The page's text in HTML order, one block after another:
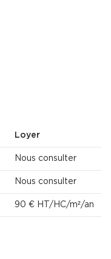
Loyer
Nous consulter
Nous consulter
90 € HT/HC/m²/an